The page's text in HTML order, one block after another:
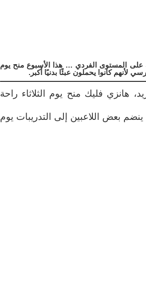
على المستوى الفردي … هذا الأسبوع منح يوم
لأنهم كانوا يحملون عبئًا بدنيًا أكبر.
هانزي فليك منح يوم الثلاثاء راحة
بعض اللاعبين إلى التدريبات يوم